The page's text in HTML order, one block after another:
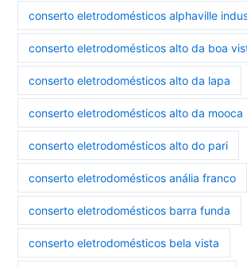
conserto eletrodomésticos alphaville
conserto eletrodomésticos alto da boa
conserto eletrodomésticos alto da lapa
conserto eletrodomésticos alto da mooca
conserto eletrodomésticos alto do pari
conserto eletrodomésticos anália franco
conserto eletrodomésticos barra funda
conserto eletrodomésticos bela vista